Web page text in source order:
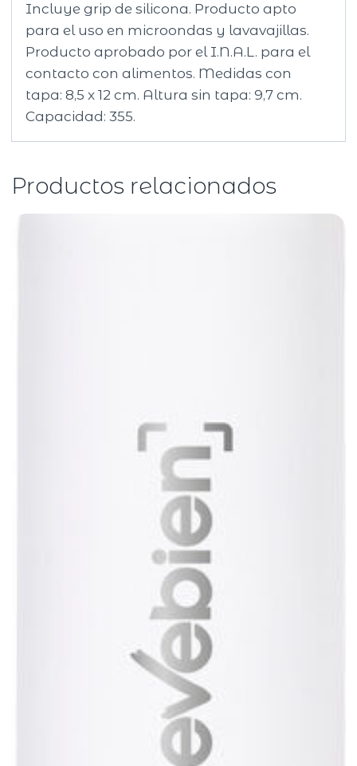
Incluye grip de silicona. Producto apto
para el uso en microondas y lavavajillas.
Producto aprobado por el I.N.A.L. para el
contacto con alimentos. Medidas con
tapa: 8,5 x 12 cm. Altura sin tapa: 9,7 cm.
Capacidad: 355.
Productos relacionados